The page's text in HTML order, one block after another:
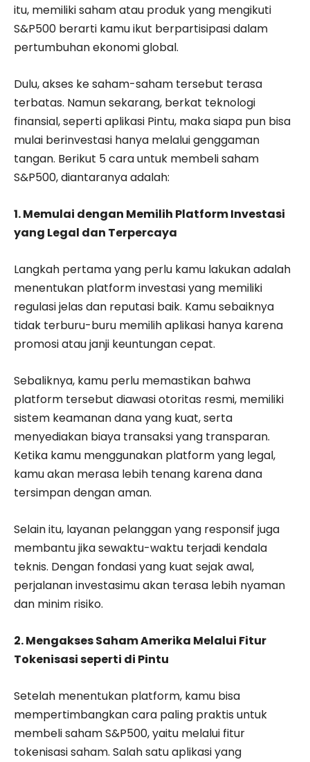
itu, memiliki saham atau produk yang mengikuti
S&P500 berarti kamu ikut berpartisipasi dalam
pertumbuhan ekonomi global.
Dulu, akses ke saham-saham tersebut terasa
terbatas. Namun sekarang, berkat teknologi
finansial, seperti aplikasi Pintu, maka siapa pun bisa
mulai berinvestasi hanya melalui genggaman
tangan. Berikut 5 cara untuk membeli saham
S&P500, diantaranya adalah:
1. Memulai dengan Memilih Platform Investasi
yang Legal dan Terpercaya
Langkah pertama yang perlu kamu lakukan adalah
menentukan platform investasi yang memiliki
regulasi jelas dan reputasi baik. Kamu sebaiknya
tidak terburu-buru memilih aplikasi hanya karena
promosi atau janji keuntungan cepat.
Sebaliknya, kamu perlu memastikan bahwa
platform tersebut diawasi otoritas resmi, memiliki
sistem keamanan dana yang kuat, serta
menyediakan biaya transaksi yang transparan.
Ketika kamu menggunakan platform yang legal,
kamu akan merasa lebih tenang karena dana
tersimpan dengan aman.
Selain itu, layanan pelanggan yang responsif juga
membantu jika sewaktu-waktu terjadi kendala
teknis. Dengan fondasi yang kuat sejak awal,
perjalanan investasimu akan terasa lebih nyaman
dan minim risiko.
2. Mengakses Saham Amerika Melalui Fitur
Tokenisasi seperti di Pintu
Setelah menentukan platform, kamu bisa
mempertimbangkan cara paling praktis untuk
membeli saham S&P500, yaitu melalui fitur
tokenisasi saham. Salah satu aplikasi yang